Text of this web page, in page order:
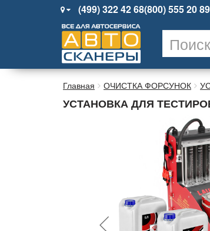
(499) 322 42 68(800) 555 20 89
Главная ОЧИСТКА ФОРСУНОК
УСТАНОВКА ДЛЯ